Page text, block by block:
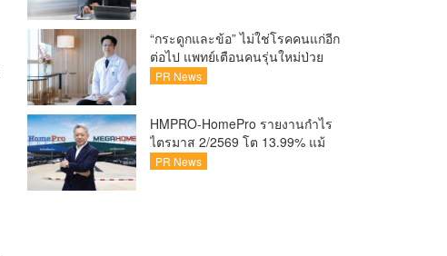
ปลอดภัย เผยยอดผู้เข้าเรียนล่าสุด
ทะลุ 8 หมื่นรายแล้ว
“กระดูกและข้อ” ไม่ใช่โรคคนแก่อีก
ต่อไป แพทย์เตือนคนรุ่นใหม่ป่วย
เพิ่ม 20-30% เสี่ยง ‘ข้อเข่าเสื่อม
PR News
HMPRO-HomePro รายงานกำไร
ไตรมาส 2/2569 โต 13.99% แม้
เศรษฐกิจผันผวนเดินหน้าขยาย
PR News